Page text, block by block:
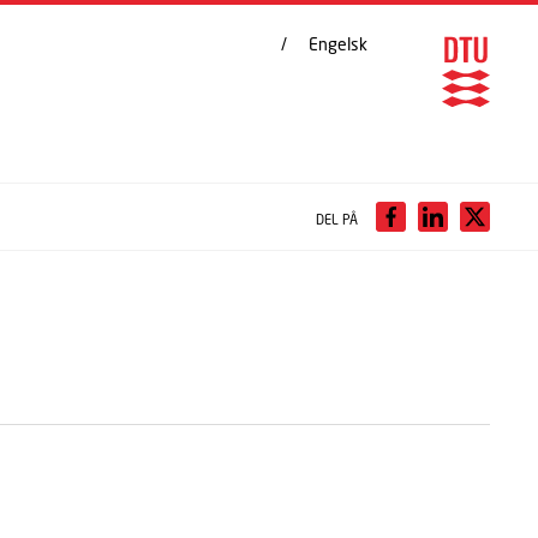
Engelsk
DEL PÅ